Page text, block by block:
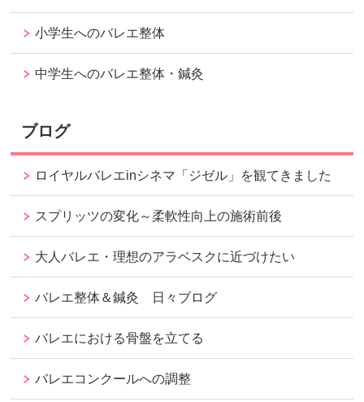
小学生へのバレエ整体
中学生へのバレエ整体・鍼灸
ブログ
ロイヤルバレエinシネマ「ジゼル」を観てきました
スプリッツの変化～柔軟性向上の施術前後
大人バレエ・理想のアラベスクに近づけたい
バレエ整体＆鍼灸 日々ブログ
バレエにおける骨盤を立てる
バレエコンクールへの調整